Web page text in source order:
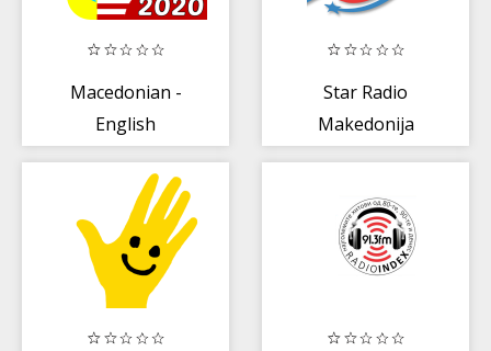
Macedonian -
English
Star Radio
Makedonija